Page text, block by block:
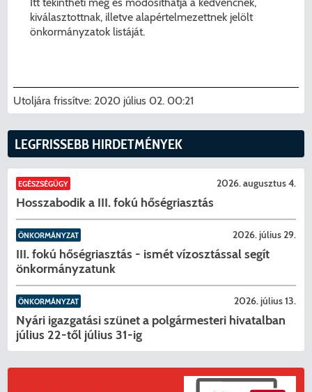
kiválasztottnak, illetve alapértelmezettnek jelölt
önkormányzatok listáját.
Utoljára frissítve: 2020 július 02. 00:21
LEGFRISSEBB HIRDETMÉNYEK
EGÉSZSÉGÜGY 2026. augusztus 4.
Hosszabodik a III. fokú hőségriasztás
ÖNKORMÁNYZAT 2026. július 29.
III. fokú hőségriasztás - ismét vízosztással segít
önkormányzatunk
ÖNKORMÁNYZAT 2026. július 13.
Nyári igazgatási szünet a polgármesteri hivatalban
július 22-től július 31-ig